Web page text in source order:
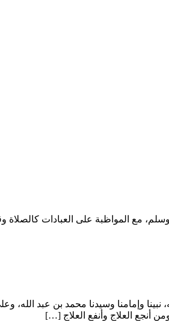
مع المواظبة على العبادات كالصلاة
وإمامنا وسيدنا محمد بن عبد الله،
أنجع العلاج وأنفع العلاج […]